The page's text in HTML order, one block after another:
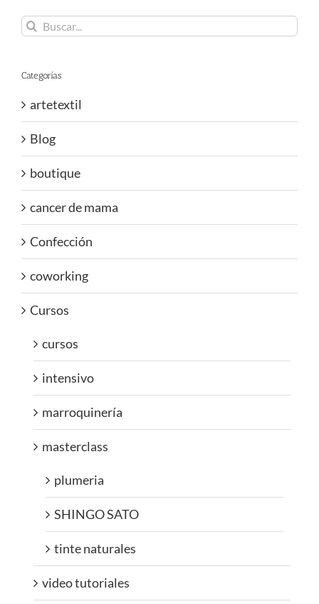
Buscar:
Categorías
artetextil
Blog
boutique
cancer de mama
Confección
coworking
Cursos
cursos
intensivo
marroquinería
masterclass
plumeria
SHINGO SATO
tinte naturales
video tutoriales